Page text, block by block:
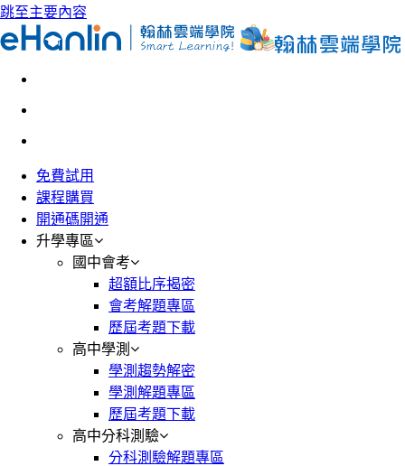
跳至主要內容
免費試用
課程購買
開通碼開通
升學專區
國中會考
超額比序揭密
會考解題專區
歷屆考題下載
高中學測
學測趨勢解密
學測解題專區
歷屆考題下載
高中分科測驗
分科測驗解題專區